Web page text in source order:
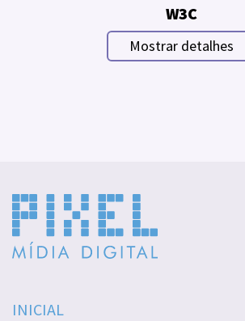
W3C
Mostrar detalhes
INICIAL